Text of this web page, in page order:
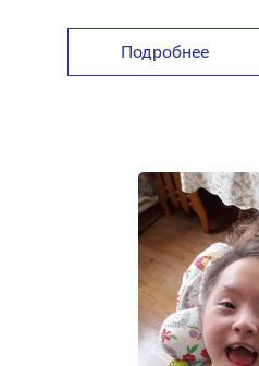
Подробнее